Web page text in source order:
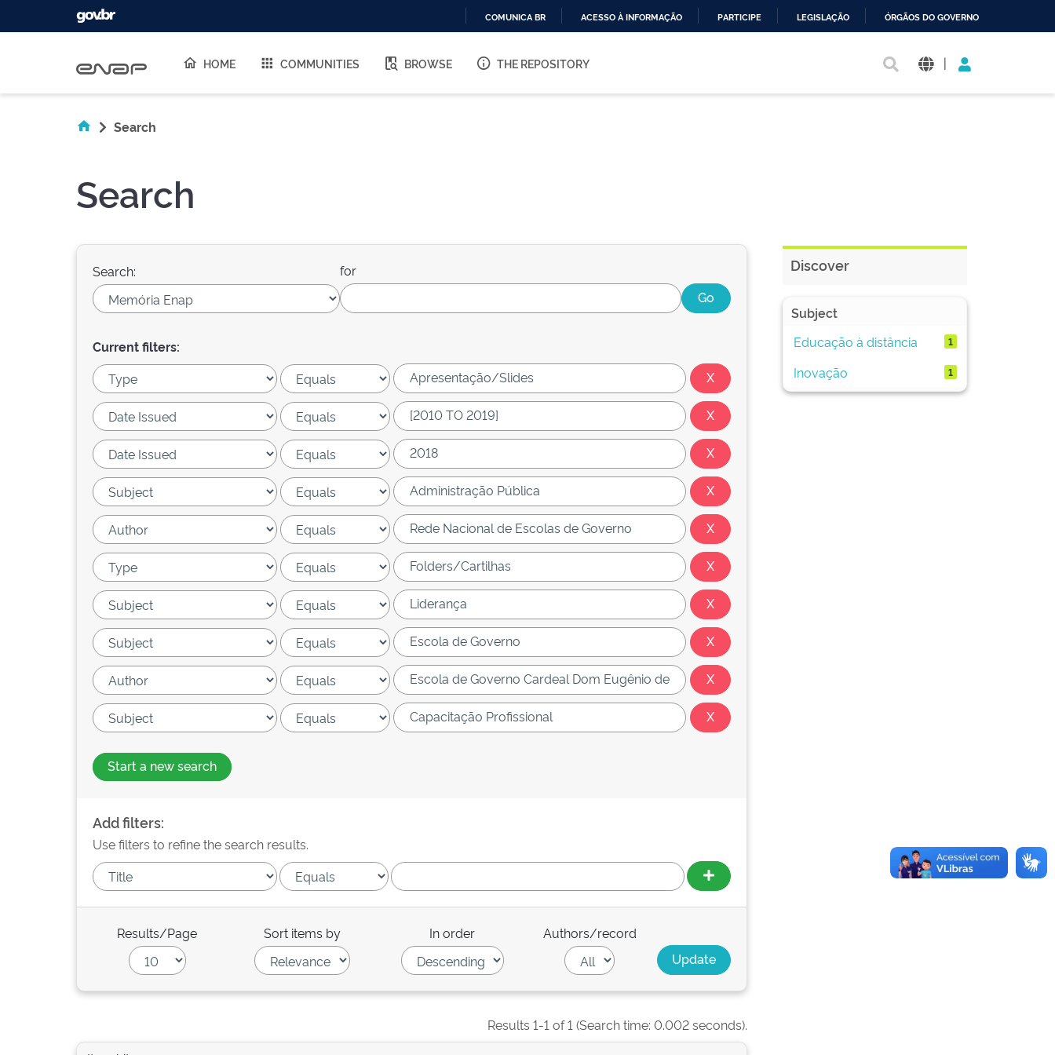
O
COMUNICA BR ACESSO À INFORMAÇÃO PARTICIPE LEGISLAÇÃO ÓRGÃOS DO GOVERNO
HOME COMMUNITIES BROWSE THE REPOSITORY |
Search
Search
Search: for
Current filters:
Start a new search
Add filters:
Use filters to refine the search results.
Results/Page Sort items by In order Authors/record
Results 1-1 of 1 (Search time: 0.002 seconds).
Discover
Subject
Educação à distância
1
Inovação 1